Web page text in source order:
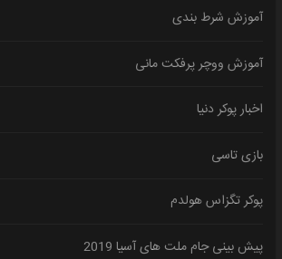
آموزش شرط بندی
آموزش ووچر پرفکت مانی
اخبار پوکر دنیا
بازی تاسی
پوکر تگزاس هولدم
پیش بینی جام ملت های آسیا 2019